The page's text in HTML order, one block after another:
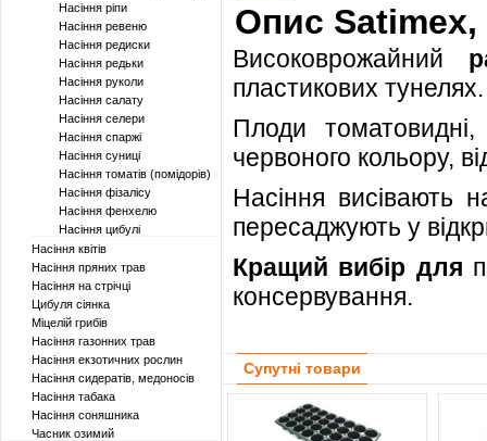
Насіння ріпи
Насіння ревеню
Насіння редиски
Насіння редьки
Насіння руколи
Насіння салату
Насіння селери
Насіння спаржі
Насіння суниці
Насіння томатів (помідорів)
Насіння фізалісу
Насіння фенхелю
Насіння цибулі
Насіння квітів
Насіння пряних трав
Насіння на стрічці
Цибуля сіянка
Міцелій грибів
Насіння газонних трав
Насіння екзотичних рослин
Насіння сидератів, медоносів
Насіння табака
Насіння соняшника
Часник озимий
Опис Satimex,
Високоврожайний
пластикових тунелях.
Плоди
червоного кольору,
Насіння висівають
пересаджують у
Кращий вибір для
консервування.
Супутні товари